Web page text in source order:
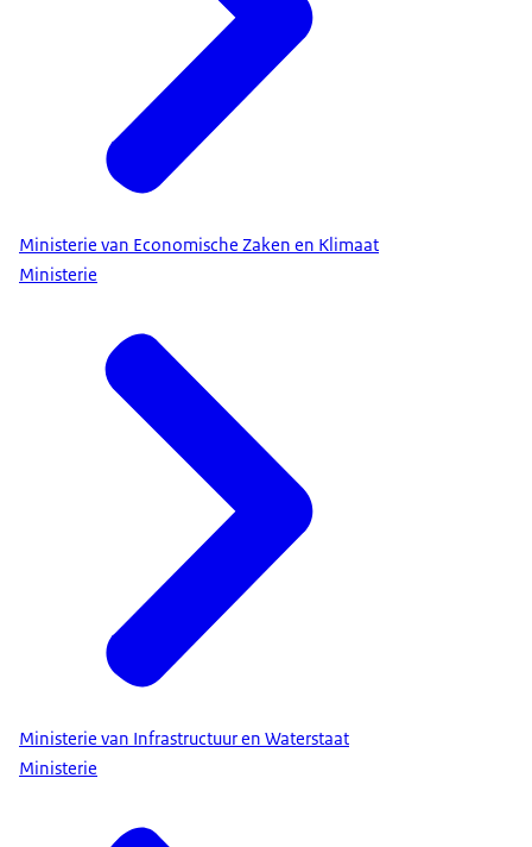
Ministerie van Economische Zaken en Klimaat
Ministerie
Ministerie van Infrastructuur en Waterstaat
Ministerie